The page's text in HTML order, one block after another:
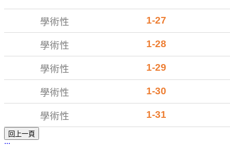
學術性 1-27
學術性 1-28
學術性 1-29
學術性 1-30
學術性 1-31